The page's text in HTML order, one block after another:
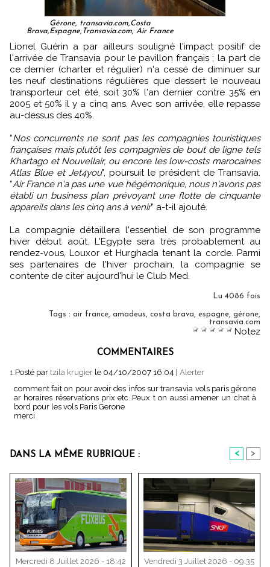
Gérone, transavia.com,Costa
Brava,Espagne,Transavia.com, Air France
Lionel Guérin a par ailleurs souligné l'impact positif de
l'arrivée de Transavia pour le pavillon français ; la part de
ce dernier (charter et régulier) n'a cessé de diminuer sur
les neuf destinations régulières que dessert le nouveau
transporteur cet été, soit 30% l'an dernier contre 35% en
2005 et 50% il y a cinq ans. Avec son arrivée, elle repasse
au-dessus des 40%.
“Nos concurrents ne sont pas les compagnies touristiques
françaises mais plutôt les compagnies de bout de ligne tels
Khartago et Nouvellair, ou encore les low-costs marocaines
Atlas Blue et Jet4you", poursuit le président de Transavia.
“Air France n'a pas une vue hégémonique, nous n'avons pas
établi un business plan prévoyant une flotte de cinquante
appareils dans les cinq ans à venir” a-t-il ajouté.
La compagnie détaillera l'essentiel de son programme
hiver début août. L'Egypte sera très probablement au
rendez-vous, Louxor et Hurghada tenant la corde. Parmi
ses partenaires de l'hiver prochain, la compagnie se
contente de citer aujourd'hui le Club Med.
Lu 4086 fois
Tags : air france, amadeus, costa brava, espagne, gérone,
transavia.com
Notez
COMMENTAIRES
1.Posté par tzila krugier le 04/10/2007 16:04
Alerter
comment fait on pour avoir des infos sur transavia vols paris gérone
ar horaires réservations prix etc..Peux t on aussi amener un chat à
bord pour les vols Paris Gerone
merci
DANS LA MÊME RUBRIQUE : < >
Mercredi 8 Juillet 2026 - 18:42
Vendredi 3 Juillet 2026 - 09:35